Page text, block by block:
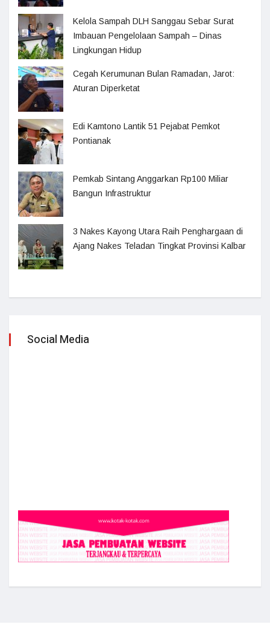
Kelola Sampah DLH Sanggau Sebar Surat
Imbauan Pengelolaan Sampah – Dinas
Lingkungan Hidup
Cegah Kerumunan Bulan Ramadan, Jarot:
Aturan Diperketat
Edi Kamtono Lantik 51 Pejabat Pemkot
Pontianak
Pemkab Sintang Anggarkan Rp100 Miliar
Bangun Infrastruktur
3 Nakes Kayong Utara Raih Penghargaan di
Ajang Nakes Teladan Tingkat Provinsi Kalbar
Social Media